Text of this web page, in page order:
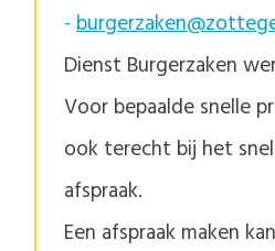
-
Dienst Burgerzaken
Voor bepaalde snelle
ook terecht bij het
afspraak.
Een afspraak maken